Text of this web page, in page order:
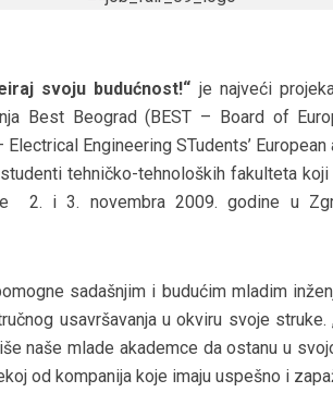
svoju budućnost!“ je najveći
Best Beograd (BEST – Board of
Electrical Engineering STudents’
tehničko-tehnoloških fakulteta
2. i 3. novembra 2009. godine u
sadašnjim i budućim mladim
usavršavanja u okviru svoje struke.
naše mlade akademce da ostanu u
od kompanija koje imaju uspešno i